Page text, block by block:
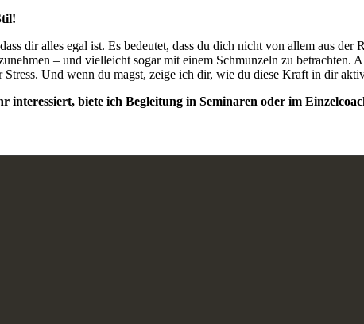
dir alles egal ist. Es bedeutet, dass du dich nicht von allem aus der
– und vielleicht sogar mit einem Schmunzeln zu betrachten.
Stress. Und wenn du magst, zeige ich dir, wie du diese Kraft in dir
interessiert, biete ich Begleitung in Seminaren oder im